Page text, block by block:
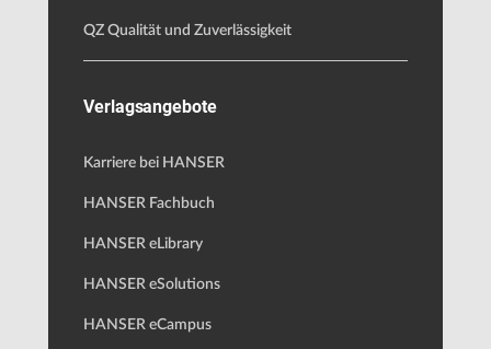
QZ Qualität und Zuverlässigkeit
Verlagsangebote
Karriere bei HANSER
HANSER Fachbuch
HANSER eLibrary
HANSER eSolutions
HANSER eCampus